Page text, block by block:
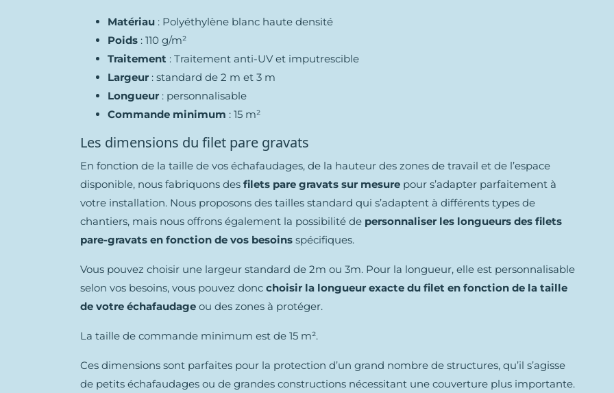
Matériau : Polyéthylène blanc haute densité
Poids : 110 g/m²
Traitement : Traitement anti-UV et imputrescible
Largeur : standard de 2 m et 3 m
Longueur : personnalisable
Commande minimum : 15 m²
Les dimensions du filet pare gravats
En fonction de la taille de vos échafaudages, de la hauteur des zones de travail et de l’espace
disponible, nous fabriquons des filets pare gravats sur mesure pour s’adapter parfaitement à
votre installation. Nous proposons des tailles standard qui s’adaptent à différents types de
chantiers, mais nous offrons également la possibilité de personnaliser les longueurs des filets
pare-gravats en fonction de vos besoins spécifiques.
Vous pouvez choisir une largeur standard de 2m ou 3m. Pour la longueur, elle est personnalisable
selon vos besoins, vous pouvez donc choisir la longueur exacte du filet en fonction de la taille
de votre échafaudage ou des zones à protéger.
La taille de commande minimum est de 15 m².
Ces dimensions sont parfaites pour la protection d’un grand nombre de structures, qu’il s’agisse
de petits échafaudages ou de grandes constructions nécessitant une couverture plus importante.